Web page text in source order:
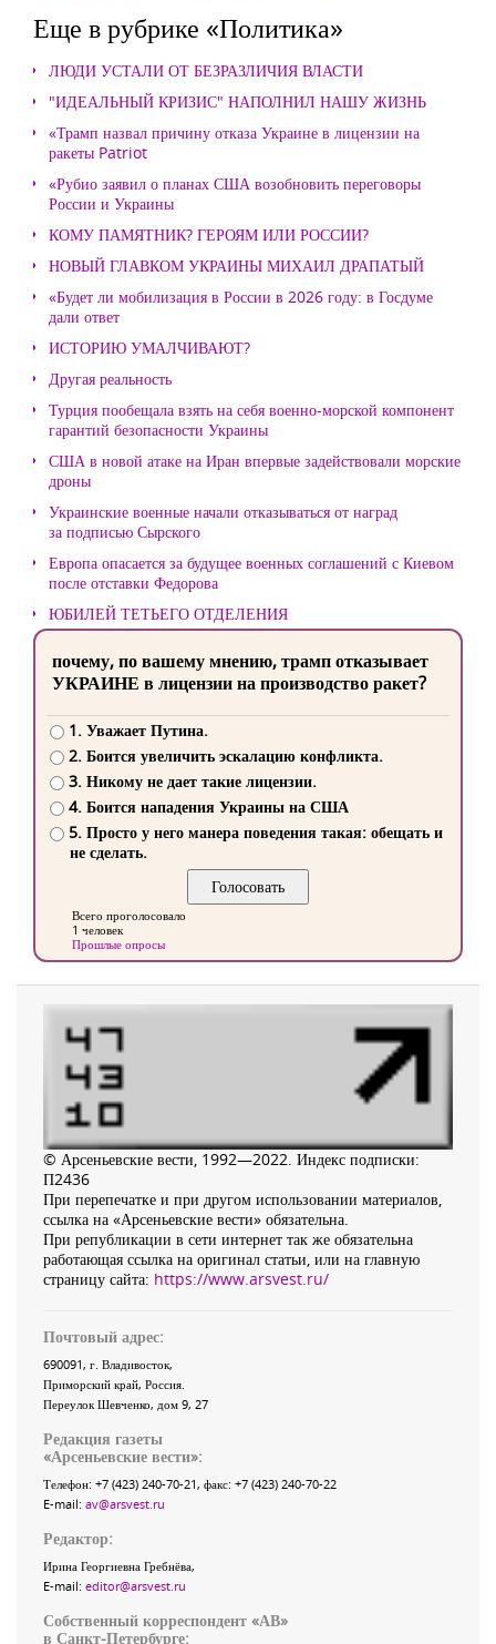
Еще в рубрике «Политика»
ЛЮДИ УСТАЛИ ОТ БЕЗРАЗЛИЧИЯ ВЛАСТИ
"ИДЕАЛЬНЫЙ КРИЗИС" НАПОЛНИЛ НАШУ ЖИЗНЬ
«Трамп назвал причину отказа Украине в лицензии на
ракеты Patriot
«Рубио заявил о планах США возобновить переговоры
России и Украины
КОМУ ПАМЯТНИК? ГЕРОЯМ ИЛИ РОССИИ?
НОВЫЙ ГЛАВКОМ УКРАИНЫ МИХАИЛ ДРАПАТЫЙ
«Будет ли мобилизация в России в 2026 году: в Госдуме
дали ответ
ИСТОРИЮ УМАЛЧИВАЮТ?
Другая реальность
Турция пообещала взять на себя военно-морской компонент
гарантий безопасности Украины
США в новой атаке на Иран впервые задействовали морские
дроны
Украинские военные начали отказываться от наград
за подписью Сырского
Европа опасается за будущее военных соглашений с Киевом
после отставки Федорова
ЮБИЛЕЙ ТЕТЬЕГО ОТДЕЛЕНИЯ
почему, по вашему мнению, трамп отказывает
УКРАИНЕ в лицензии на производство ракет?
1. Уважает Путина.
2. Боится увеличить эскалацию конфликта.
3. Никому не дает такие лицензии.
4. Боится нападения Украины на США
5. Просто у него манера поведения такая: обещать и
не сделать.
Всего проголосовало
1 человек
Прошлые опросы
© Арсеньевские вести, 1992—2022. Индекс подписки:
П2436
При перепечатке и при другом использовании материалов,
ссылка на «Арсеньевские вести» обязательна.
При републикации в сети интернет так же обязательна
работающая ссылка на оригинал статьи, или на главную
страницу сайта: https://www.arsvest.ru/
Почтовый адрес:
690091, г. Владивосток,
Приморский край, Россия
Переулок Шевченко, дом 9, 27
Редакция газеты
«Арсеньевские вести»:
Телефон: +7 (423) 240-70-21, факс: +7 (423) 240-70-22
E-mail: av@arsvest.ru
Редактор:
Ирина Георгиевна Гребнёва,
E-mail: editor@arsvest.ru
Собственный корреспондент «АВ»
в Санкт-Петербурге: